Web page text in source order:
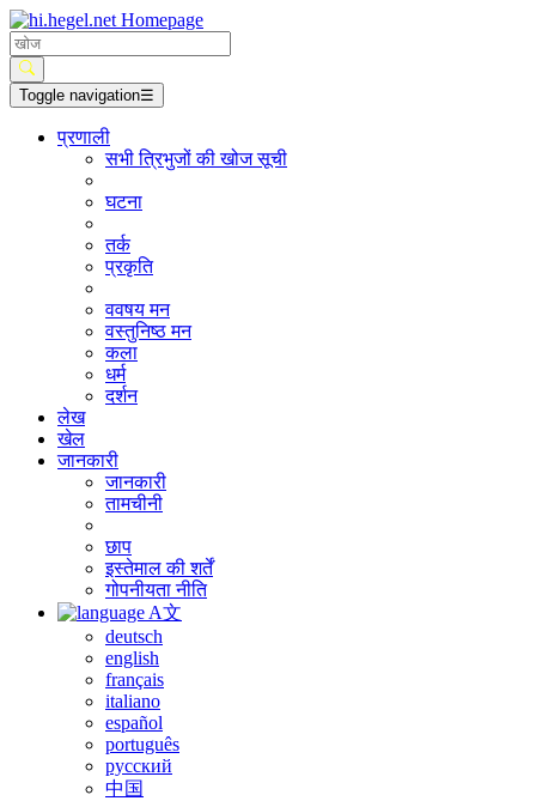
Toggle navigation☰
प्रणाली
सभी त्रिभुजों की खोज सूची
घटना
तर्क
प्रकृति
ववषय मन
वस्तुनिष्ठ मन
कला
धर्म
दर्शन
लेख
खेल
जानकारी
जानकारी
तामचीनी
छाप
इस्तेमाल की शर्तें
गोपनीयता नीति
A文
deutsch
english
français
italiano
español
português
русский
中国